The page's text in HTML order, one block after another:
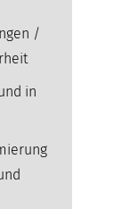
/
in